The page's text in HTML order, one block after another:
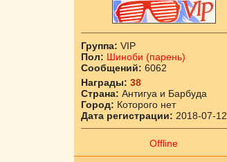
Группа: VIP
Пол: Шиноби (парень)
Сообщений: 6062
Награды: 38
Страна: Антигуа и Барбуда
Город: Которого нет
Дата регистрации: 2018-07-12
Offline